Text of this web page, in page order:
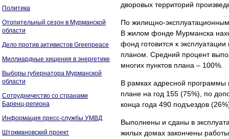
Политика
Отопительный сезон в Мурманской
области
Дело против активистов Greenpeace
Миллиардные хищения в энергетике
Выборы губернатора Мурманской
области
Сотрудничество со странами
Баренц-региона
Информация пресс-службы УМВД
Штокмановский проект
дворовых территорий
По жилищно-
В жилом фонде Мурманска
фонд готовится к
планом. Средний процент
многих пунктов плана – 100%.
В рамках адресной программы
плане на год 155 (75%), по
конца года 490 подъездов
Выполнены и сданы в
жилых домах закончены